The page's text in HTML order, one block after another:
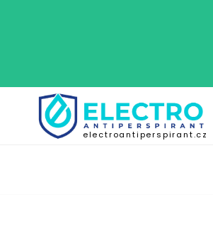
electroantiperspirant.cz